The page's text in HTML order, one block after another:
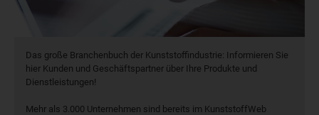
Das große Branchenbuch der Kunststoffindustrie: Informieren Sie
hier Kunden und Geschäftspartner über Ihre Produkte und
Dienstleistungen!
Mehr als 3.000 Unternehmen sind bereits im KunststoffWeb